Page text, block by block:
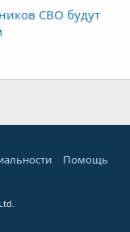
СВО будут
Помощь